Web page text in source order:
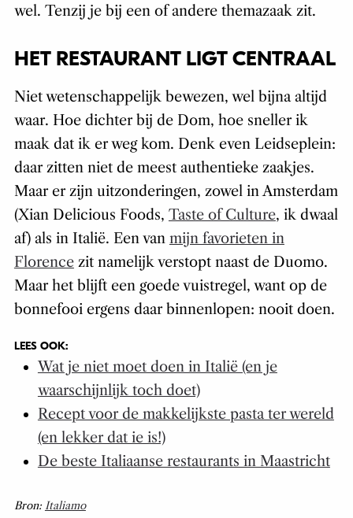
wel. Tenzij je bij een of andere themazaak zit.
HET RESTAURANT LIGT CENTRAAL
Niet wetenschappelijk bewezen, wel bijna altijd
waar. Hoe dichter bij de Dom, hoe sneller ik
maak dat ik er weg kom. Denk even Leidseplein:
daar zitten niet de meest authentieke zaakjes.
Maar er zijn uitzonderingen, zowel in Amsterdam
(Xian Delicious Foods, Taste of Culture, ik dwaal
af) als in Italië. Een van mijn favorieten in
Florencezit namelijk verstopt naast de Duomo.
Maar het blijft een goede vuistregel, want op de
bonnefooi ergens daar binnenlopen: nooit doen.
LEES OOK:
Wat je niet moet doen in Italië (en je
waarschijnlijk toch doet)
Recept voor de makkelijkste pasta ter wereld
(en lekker dat ie is!)
De beste Italiaanse restaurants in Maastricht
Bron:Italiamo